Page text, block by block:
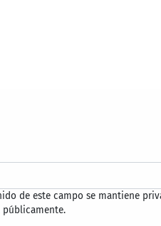
de este campo se mantiene
públicamente.